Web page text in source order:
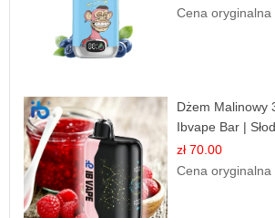
Cena oryginalna
Dżem Malinowy
Ibvape Bar |
Jednorazowy
zł 70.00
Cena oryginalna